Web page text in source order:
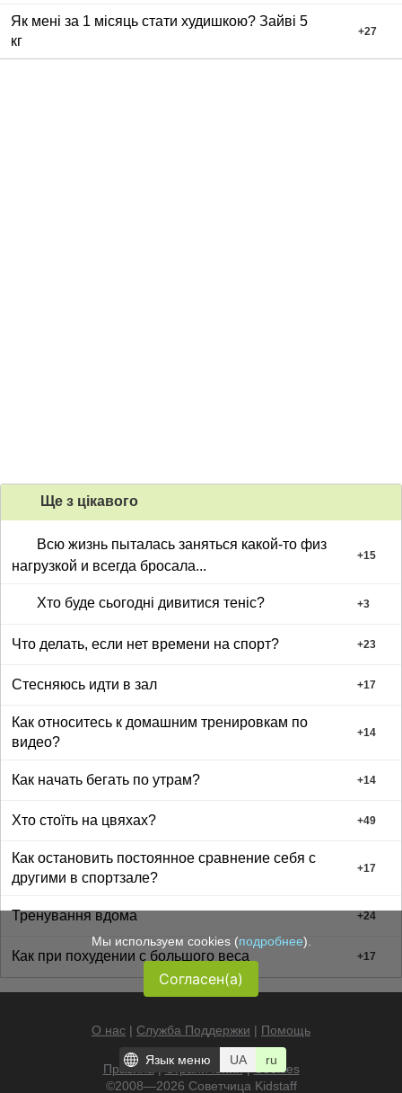
Як мені за 1 місяць стати худишкою? Зайві 5
кг
+27
Ще з цiкавого
Всю жизнь пыталась заняться какой-то физ
нагрузкой и всегда бросала...
+15
Хто буде сьогодні дивитися теніс? +3
Что делать, если нет времени на спорт? +23
Стесняюсь идти в зал +17
Как относитесь к домашним тренировкам по
видео?
+14
Как начать бегать по утрам? +14
Хто стоїть на цвяхах? +49
Как остановить постоянное сравнение себя с
другими в спортзале?
+17
Тренування вдома +24
Как при похудении с большого веса +17
О нас | Служба Поддержки | Помощь
Правила|Ограничения |
Cookies
©2008—2026 Советчица Kidstaff
Мы используем cookies (подробнее).
Согласен(а)
Язык меню UA ru